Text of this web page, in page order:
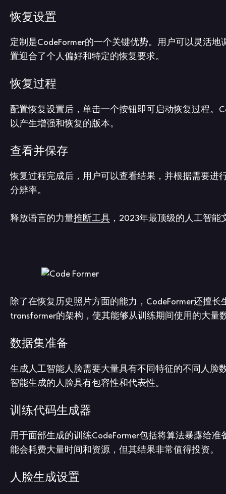
恢复设置
定制是CodeFormer的一个关键优势。用户可以灵活
置迎合了个人偏好和特定的恢复要求。
恢复过程
配置恢复设置后，单击一个按钮即可启动恢复过程。
以产生增强和恢复的版本。
查看并保存
恢复过程完成后，用户可以查看结果，并根据需要进
分辨率。
释放语言的力量推断工具 ，2023年最顶级的人工智
除了在恢复历史照片方面的能力，CodeFormer还擅
transformer的架构，使其能够从训练期间使用的大量
数据集准备
生成人工智能人脸需要大量具有不同特征的不同人脸
智能生成的人脸具有包容性和代表性。
训练代码生成器
用于面部生成的训练CodeFormer包括将算法暴露给
能会耗费大量时间和资源，但其结果非常值得投资。
人脸生成设置